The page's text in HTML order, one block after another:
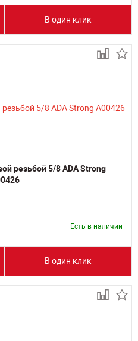
В один клик
резьбой 5/8 ADA Strong
Есть в наличии
В один клик